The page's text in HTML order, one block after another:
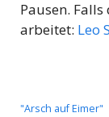
Pausen.
arbeitet: Leo
"Arsch auf Eimer"